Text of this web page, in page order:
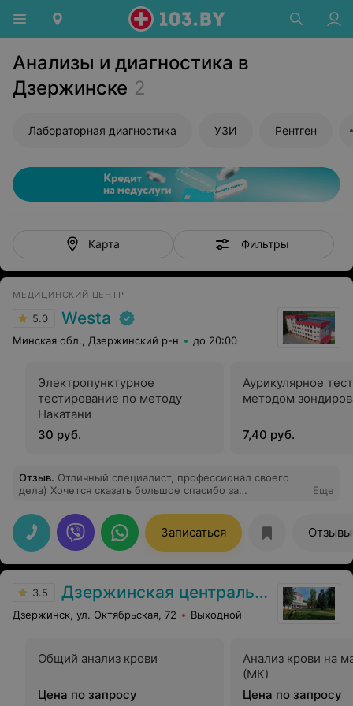
Анализы и диагностика в
Дзержинске 2
Лабораторная диагностика УЗИ Рентген
Карта Фильтры
МЕДИЦИНСКИЙ ЦЕНТР
5.0 Westa
Минская обл., Дзержинский р-н до 20:00
Электропунктурное
тестирование по методу
Накатани
30 руб.
Аурикулярное
методом
7,40 руб.
Отзыв. Отличный специалист, профессионал своего
дела) Хочется сказать большое спасибо за
задачу. Практически наш семейный доктор)),
Еще
Записаться Отзывы
3.5 Дзержинская центральная районная больница
Дзержинск, ул. Октябрьская, 72 Выходной
Общий анализ крови
Цена по запросу
Анализ крови на
(МК)
Цена по запросу